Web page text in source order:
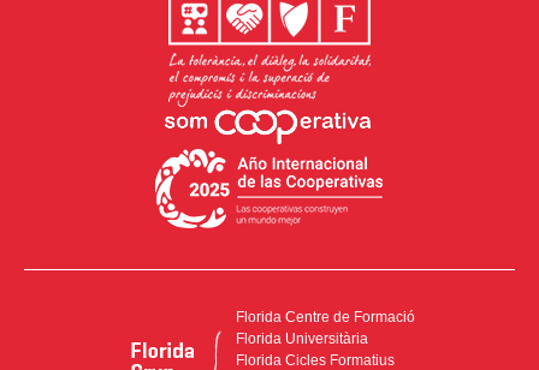
Florida Centre de Formació
Florida Universitària
Florida Cicles Formatius